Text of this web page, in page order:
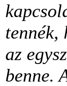
tennék,
az
benne.